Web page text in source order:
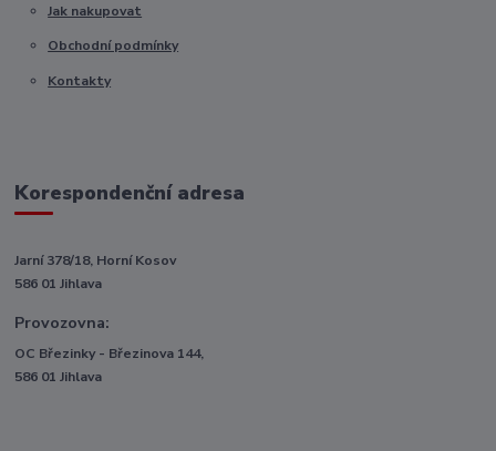
Jak nakupovat
Obchodní podmínky
Kontakty
Korespondenční adresa
Jarní 378/18, Horní Kosov
586 01 Jihlava
Provozovna:
OC Březinky - Březinova 144,
586 01 Jihlava